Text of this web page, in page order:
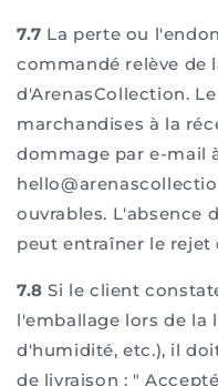
7.7 La perte ou
commandé relève de
d'ArenasCollection.
marchandises à la
dommage par e-mail
ouvrables. L'absence
peut entraîner le rejet
7.8 Si le client
l'emballage lors de la
d'humidité, etc.), il
de livraison : "